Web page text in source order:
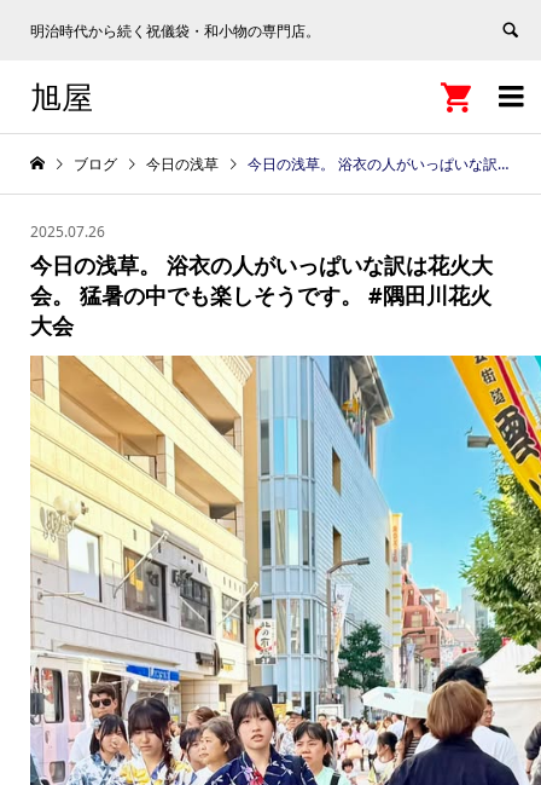
明治時代から続く祝儀袋・和小物の専門店。

旭屋 
ブログ 今日の浅草 今日の浅草。 浴衣の人がいっぱいな訳は花火大会。 猛暑の中でも楽しそうです。 #隅田川花火大会
2025.07.26
今日の浅草。 浴衣の人がいっぱいな訳は花火大
会。 猛暑の中でも楽しそうです。 #隅田川花火
大会